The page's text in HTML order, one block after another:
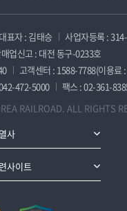
대표자 : 김태승
사업자등록 :
업신고 : 대전 동구-0233호
고객센터 : 1588-7788(이용료
472-5000
팩스 : 02-361-
RAILROAD. ALL RIGHTS
사
사이트